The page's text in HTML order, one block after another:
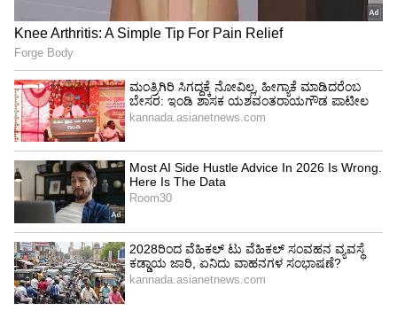
ತೆಲಂಗಾಣದ ಮುನುಗೋಡೆಯಲ್ಲಿ ಕಾಂಗ್ರೆಸ್‌ ಶಾಸಕರಾಗಿದ್ದ
ಕೋಮತಿರೆಡ್ಡಿ ರಾಜಗೋಪಾಲ್‌ ರೆಡ್ಡಿ ರಾಜೀನಾಮೆಯಿಂದ
ತೆರವಾಗಿರುವ ಸ್ಥಾನಕ್ಕೆ ಉಪ ಚುನಾವಣೆ ನಡೆಯಲಿದೆ. ಈ
ಹಿನ್ನೆಲೆ ಇತ್ತೀಚೆಗೆ ಕೇಂದ್ರ ಗೃಹ ಸಚಿವ ಅಮಿತ್ ಶಾ ರ‍್ಯಾಲಿ
ನಡೆಸಿ ಟಿಆರ್‌ಎಸ್‌ ಪಕ್ಷ ಹಾಗೂ ತೆಲಂಗಾಣ ಸಿಎಂ ಕೆ.
ಚಂದ್ರಶೇಖರ್‌ ರಾವ್‌ ವಿರುದ್ಧ ವಾಗ್ದಾಳಿ ನಡೆಸಿದ್ದರು. ಈಗ
ತೆಲಂಗಾಣ ಸಿಎಂ ಬಿಜೆಪಿ ವಿರುದ್ಧ, ಪ್ರಮುಖವಾಗಿ ಪ್ರಧಾನಿ
ಶೇ.50 ರಿಂದ ಶೇ.18 ಕ್ಕೆ TAX ಇಳಿಕೆ: ಮೋದಿ-
ಟ್ರಂಪ್ ಐತಿಹಾಸಿಕ ಒಪ್ಪಂದ | India US
Trade Deal | Party Rounds